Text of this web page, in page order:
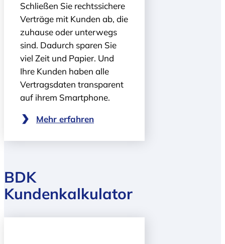
Schließen Sie rechtssichere
Verträge mit Kunden ab, die
zuhause oder unterwegs
sind. Dadurch sparen Sie
viel Zeit und Papier. Und
Ihre Kunden haben alle
Vertragsdaten transparent
auf ihrem Smartphone.
Mehr erfahren
BDK
Kundenkalkulator